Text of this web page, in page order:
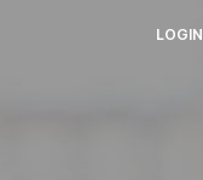
LOGIN